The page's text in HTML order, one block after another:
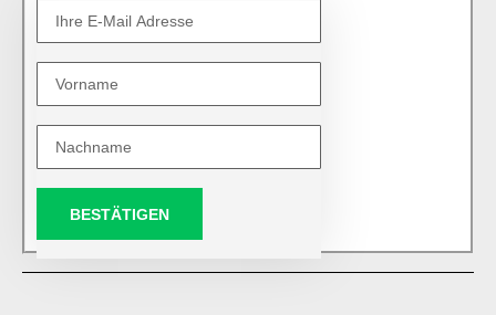
BESTÄTIGEN